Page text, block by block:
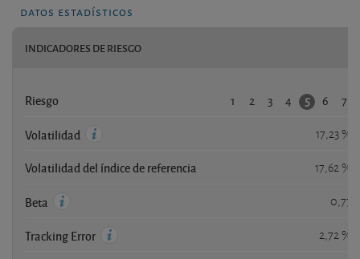
datos estadísticos
INDICADORES DE RIESGO
Riesgo 1 2 3 4 5 6 7
Volatilidad 17,23 %
Volatilidad del índice de referencia 17,62 %
Beta 0,77
Tracking Error 2,72 %